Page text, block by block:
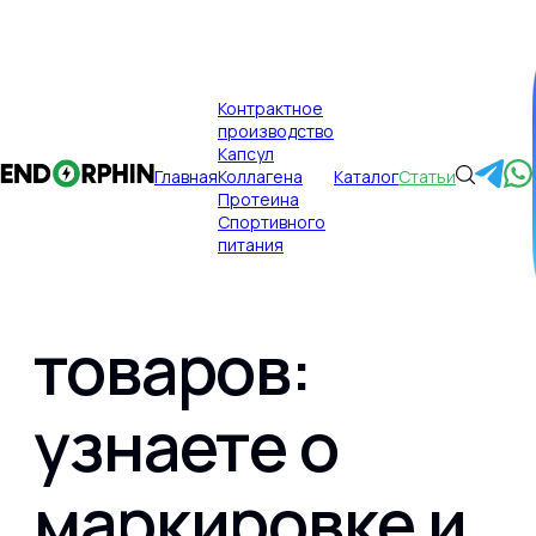
Главная
Контрактное
производство
Капсул
Коллагена
Протеина
Спортивного
питания
КаталогСтатьи
Главная
Контрактное производство
Публикации
Отменят ли
товаров:
узнаете о